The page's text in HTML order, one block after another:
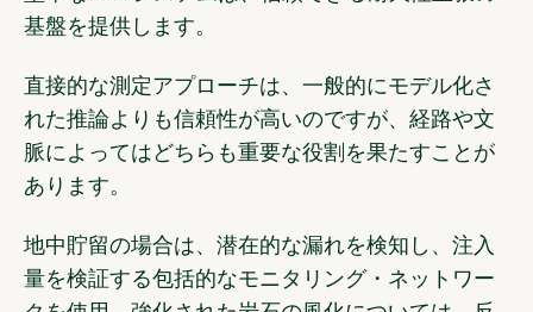
基盤を提供します。
直接的な測定アプローチは、一般的にモデル化さ
れた推論よりも信頼性が高いのですが、経路や文
脈によってはどちらも重要な役割を果たすことが
あります。
地中貯留の場合は、潜在的な漏れを検知し、注入
量を検証する包括的なモニタリング・ネットワー